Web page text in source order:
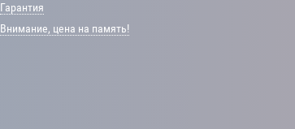
Гарантия
Внимание, цена на память!